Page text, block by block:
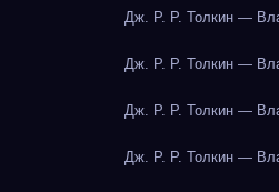
Дж. Р. Р. Толкин —
Дж. Р. Р. Толкин —
Дж. Р. Р. Толкин —
Дж. Р. Р. Толкин —